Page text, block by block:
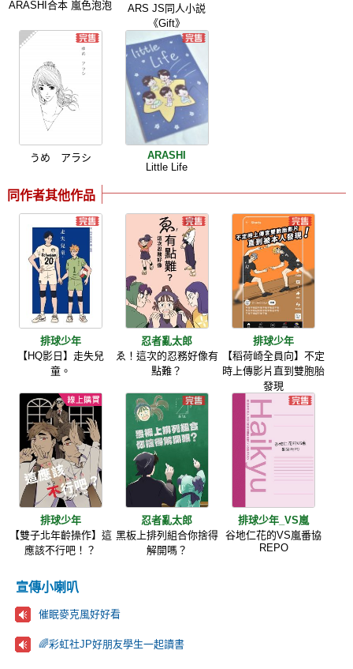
ARASHI合本 嵐色泡泡
ARS JS同人小説
《Gift》
うめ アラシ
ARASHI
Little Life
同作者其他作品
排球少年
【HQ影日】走失兒
童。
忍者亂太郎
ゑ！這次的忍務好像有
點難？
排球少年
【稻荷崎全員向】不定
時上傳影片直到雙胞胎
發現
排球少年
【雙子北年齡操作】這
應該不行吧！？
忍者亂太郎
黑板上排列組合你捨得
解開嗎？
排球少年_VS嵐
谷地仁花的VS嵐番協
REPO
宣傳小喇叭
催眠麥克風好好看
🌈彩虹社JP好朋友學生一起讀書